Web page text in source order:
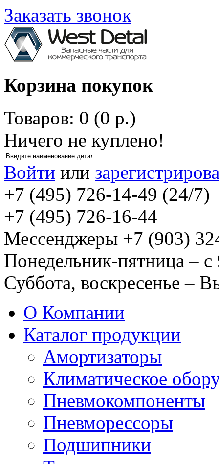
Заказать звонок
Корзина покупок
Товаров: 0 (0 р.)
Ничего не куплено!
Войти или
+7 (495) 726-14-49 (24/7)
+7 (495) 726-16-44
Мессенджеры +7 (903)
Понедельник-пятница –
Суббота, воскресенье –
О Компании
Каталог продукции
Амортизаторы
Климатическое
Пневмокомпоненты
Пневморессоры
Подшипники